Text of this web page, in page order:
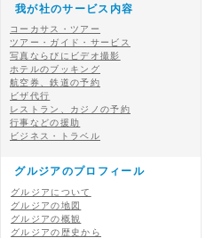
我が社のサービス内容
コーカサス・ツアー
ツアー・ガイド・サービス
写真ならびにビデオ撮影
ホテルのブッキング
航空券、鉄道の予約
ビザ代行
レストラン、カジノの予約
行事などの援助
ビジネス・トラベル
グルジアのプロフィール
グルジアについて
グルジアの地図
グルジアの概観
グルジアの歴史から